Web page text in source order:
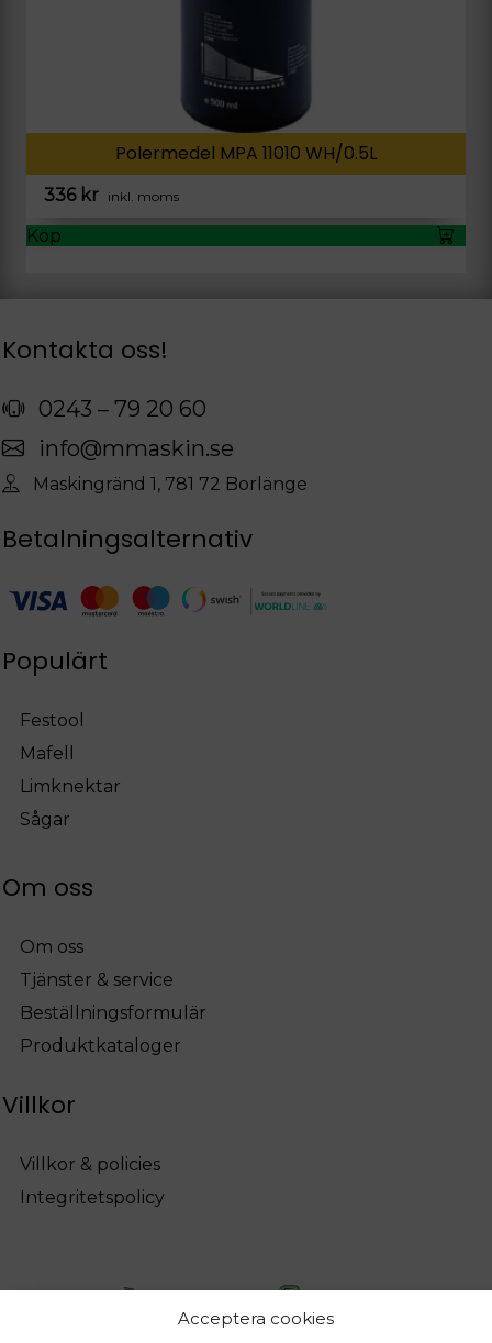
Acceptera cookies
Polermedel MPA 11010 WH/0.5L
336 kr inkl. moms
Köp
Kontakta oss!
0243 – 79 20 60
info@mmaskin.se
Maskingränd 1, 781 72 Borlänge
Betalningsalternativ
Populärt
Festool
Mafell
Limknektar
Sågar
Om oss
Om oss
Tjänster & service
Beställningsformulär
Produktkataloger
Villkor
Villkor & policies
Integritetspolicy